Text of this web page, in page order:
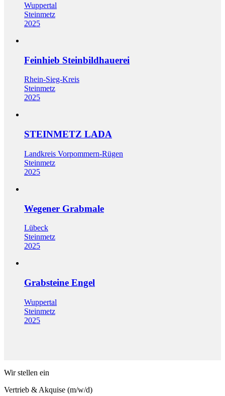
Wuppertal
Steinmetz
2025
Feinhieb Steinbildhauerei
Rhein-Sieg-Kreis
Steinmetz
2025
STEINMETZ LADA
Landkreis Vorpommern-Rügen
Steinmetz
2025
Wegener Grabmale
Lübeck
Steinmetz
2025
Grabsteine Engel
Wuppertal
Steinmetz
2025
Wir stellen ein
Vertrieb & Akquise (m/w/d)